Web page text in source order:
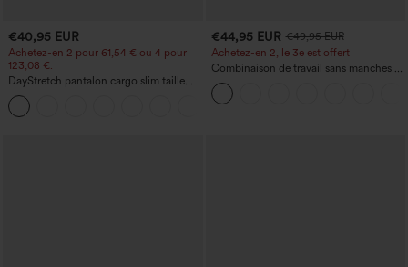
€40,95 EUR
Achetez-en 2 pour 61,54 € ou 4 pour
123,08 €.
DayStretch pantalon cargo slim taille
haute, poches zippées, uni
€44,95 EUR €49,95 EUR
Achetez-en 2, le 3e est offert
Combinaison de travail sans manches à
encolure bateau, côtés noués, toucher
frais, rayée, avec poches — Édition Easy
Peezy